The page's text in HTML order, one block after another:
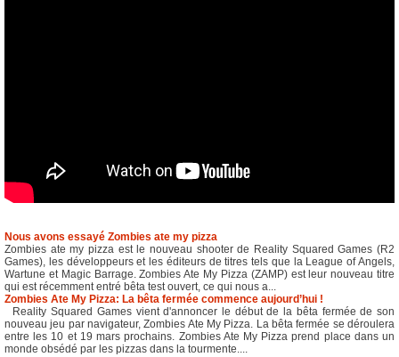
Nous avons essayé Zombies ate my pizza
Zombies ate my pizza est le nouveau shooter de Reality Squared Games (R2
Games), les développeurs et les éditeurs de titres tels que la League of Angels,
Wartune et Magic Barrage. Zombies Ate My Pizza (ZAMP) est leur nouveau titre
qui est récemment entré bêta test ouvert, ce qui nous a...
Zombies Ate My Pizza: La bêta fermée commence aujourd’hui !
Reality Squared Games vient d'annoncer le début de la bêta fermée de son
nouveau jeu par navigateur, Zombies Ate My Pizza. La bêta fermée se déroulera
entre les 10 et 19 mars prochains. Zombies Ate My Pizza prend place dans un
monde obsédé par les pizzas dans la tourmente....